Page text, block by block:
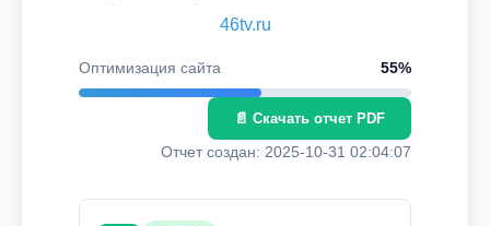
46tv.ru
Оптимизация сайта 55%
📄 Скачать отчет PDF
Отчет создан: 2025-10-31 02:04:07